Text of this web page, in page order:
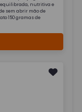
equilibrada, nutritiva e
sem abrir mão de
150 gramas de